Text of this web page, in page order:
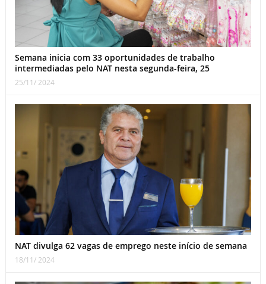
Semana inicia com 33 oportunidades de trabalho
intermediadas pelo NAT nesta segunda-feira, 25
25/11/ 2024
NAT divulga 62 vagas de emprego neste início de semana
18/11/ 2024